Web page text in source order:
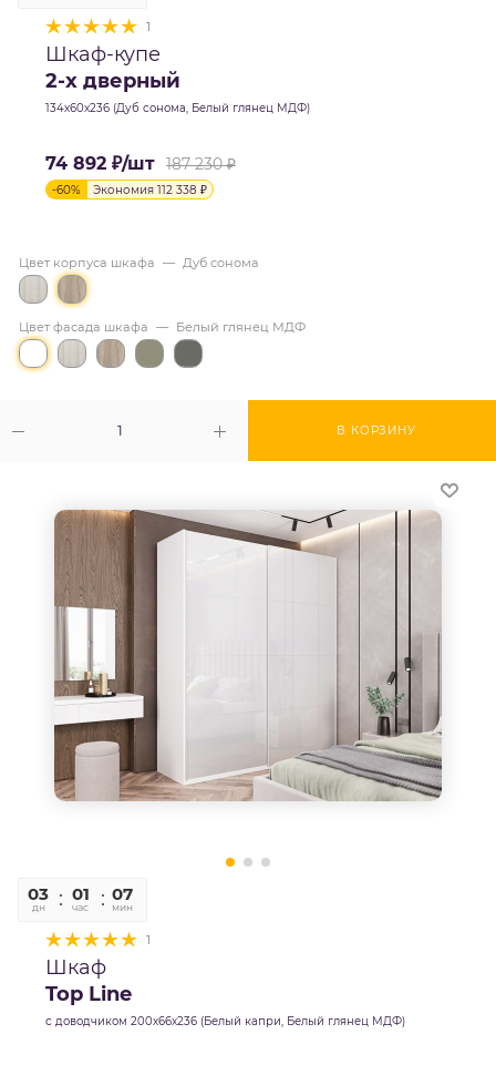
1
Шкаф-купе
2-х дверный
134х60х236 (Дуб сонома, Белый глянец МДФ)
74 892 ₽/шт 187 230₽
-60% Экономия 112 338 ₽
В КОРЗИНУ
Цвет корпуса шкафа — Дуб сонома
Цвет фасада шкафа — Белый глянец МДФ
03
дн
01
час
07
мин
1
Шкаф
Top Line
с доводчиком 200х66х236 (Белый капри, Белый глянец МДФ)